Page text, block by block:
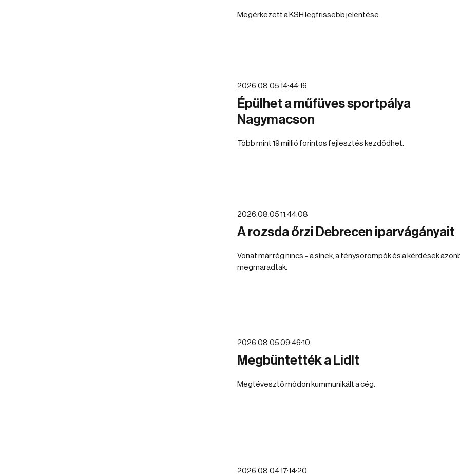
Megérkezett a KSH legfrissebb jelentése.
2026.08.05 14:44:16
Épülhet a műfüves sportpálya
Nagymacson
Több mint 19 millió forintos fejlesztés kezdődhet.
2026.08.05 11:44:08
A rozsda őrzi Debrecen iparvágányait
Vonat már rég nincs – a sínek, a fénysorompók és a kérdések
megmaradtak.
2026.08.05 09:46:10
Megbüntették a Lidlt
Megtévesztő módon kummunikált a cég.
2026.08.04 17:14:20